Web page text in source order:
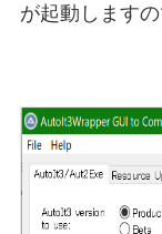
が起動します